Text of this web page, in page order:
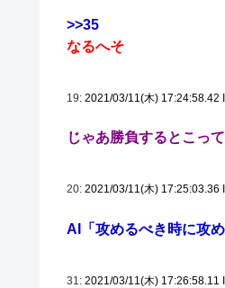
>>35
なるへそ
19: 2021/03/11(木) 17:24:58.42
じゃあ勝負するとこっ
20: 2021/03/11(木) 17:25:03.36
AI「攻めるべき時に攻
31: 2021/03/11(木) 17:26:58.11